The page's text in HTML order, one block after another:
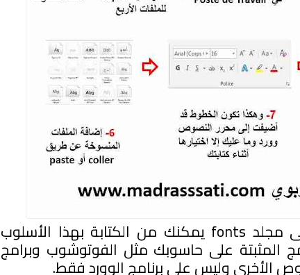
مجلد fonts يمكنك من الكتابة بهذا الأسلوب
المثبتة على حاسوبك مثل الفوتوشوب وبرامج
الأخرى وليس على برنامج الوورد فقط.